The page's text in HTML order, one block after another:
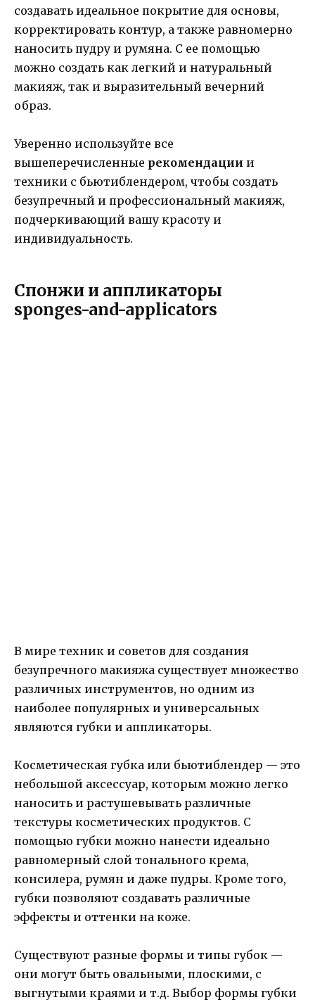
создавать идеальное покрытие для основы,
корректировать контур, а также равномерно
наносить пудру и румяна. С ее помощью
можно создать как легкий и натуральный
макияж, так и выразительный вечерний
образ.
Уверенно используйте все
вышеперечисленные рекомендации и
техники с бьютиблендером, чтобы создать
безупречный и профессиональный макияж,
подчеркивающий вашу красоту и
индивидуальность.
Спонжи и аппликаторы
sponges-and-applicators
В мире техник и советов для создания
безупречного макияжа существует множество
различных инструментов, но одним из
наиболее популярных и универсальных
являются губки и аппликаторы.
Косметическая губка или бьютиблендер — это
небольшой аксессуар, которым можно легко
наносить и растушевывать различные
текстуры косметических продуктов. С
помощью губки можно нанести идеально
равномерный слой тонального крема,
консилера, румян и даже пудры. Кроме того,
губки позволяют создавать различные
эффекты и оттенки на коже.
Существуют разные формы и типы губок —
они могут быть овальными, плоскими, с
выгнутыми краями и т.д. Выбор формы губки